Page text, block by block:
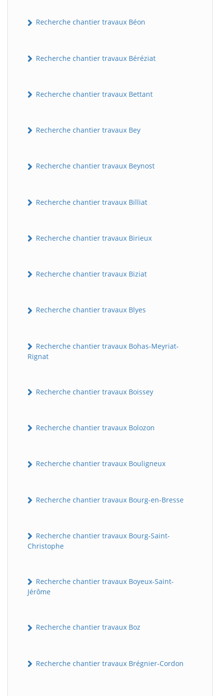
Recherche chantier travaux Béon
Recherche chantier travaux Béréziat
Recherche chantier travaux Bettant
Recherche chantier travaux Bey
Recherche chantier travaux Beynost
Recherche chantier travaux Billiat
Recherche chantier travaux Birieux
Recherche chantier travaux Biziat
Recherche chantier travaux Blyes
Recherche chantier travaux Bohas-Meyriat-
Rignat
Recherche chantier travaux Boissey
Recherche chantier travaux Bolozon
Recherche chantier travaux Bouligneux
Recherche chantier travaux Bourg-en-Bresse
Recherche chantier travaux Bourg-Saint-
Christophe
Recherche chantier travaux Boyeux-Saint-
Jérôme
Recherche chantier travaux Boz
Recherche chantier travaux Brégnier-Cordon